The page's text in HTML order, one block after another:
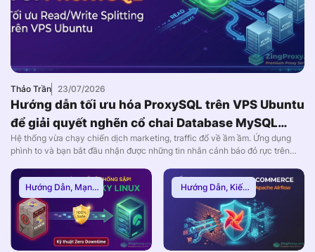
Thảo Trần 23/07/2026
Hướng dẫn tối ưu hóa ProxySQL trên VPS Ubuntu
để giải quyết nghẽn cổ chai Database MySQL
(2026)
Hệ thống vừa chạy chiến dịch marketing, traffic đổ về ầm ầm. Ứng dụng
phình to và bạn bắt đầu nhận được những tin nhắn cảnh báo đỏ rực trên
many connections hoặc 502/504 Gateway Timeout xuất hiện dày đặc, dẫn
đến […]
Hướng Dẫn, Mạng
Internnet
Hướng Dẫn, Kiến
Thức Proxy,Proxy
Dân Cư